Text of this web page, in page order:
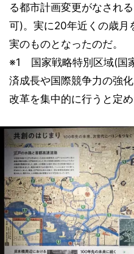
る都市計画変更がなされ
可)。実に20年近くの歳月
実のものとなったのだ。
※1 国家戦略特別区域(国
済成長や国際競争力の強
改革を集中的に行うと定め